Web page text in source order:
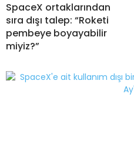
SpaceX ortaklarından
sıra dışı talep: “Roketi
pembeye boyayabilir
miyiz?”